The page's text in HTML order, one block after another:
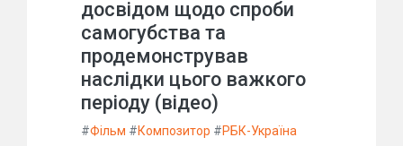
досвідом щодо спроби
самогубства та
продемонстрував
наслідки цього важкого
періоду (відео)
#Фільм #Композитор #РБК-Україна